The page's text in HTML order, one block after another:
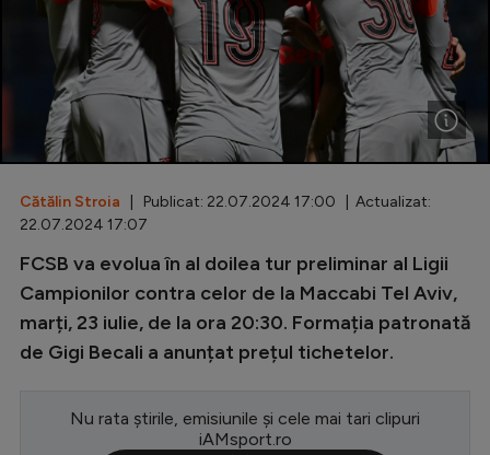
Echipa Națională
U21
Fotbal feminin
Special
Diverse
Inedit
Clasamente
Europa League
Cătălin Stroia | Publicat: 22.07.2024 17:00 | Actualizat:
22.07.2024 17:07
FCSB va evolua în al doilea tur preliminar al Ligii
Campionilor contra celor de la Maccabi Tel Aviv,
marți, 23 iulie, de la ora 20:30. Formația patronată
de Gigi Becali a anunțat prețul tichetelor.
Nu rata știrile, emisiunile și cele mai tari clipuri
iAMsport.ro